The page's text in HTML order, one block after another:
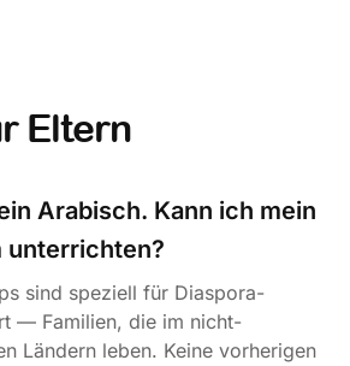
Eltern
Arabisch. Kann ich mein
unterrichten?
sind speziell für Diaspora-
— Familien, die im nicht-
Ländern leben. Keine vorherigen